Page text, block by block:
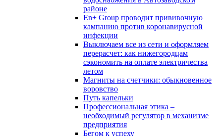
районе
En+ Group проводит прививочную
кампанию против коронавирусной
инфекции
Выключаем все из сети и оформляем
перерасчет: как нижегородцам
сэкономить на оплате электричества
летом
Магниты на счетчики: обыкновенное
воровство
Путь капельки
Профессиональная этика –
необходимый регулятор в механизме
предприятия
Бегом к успеху